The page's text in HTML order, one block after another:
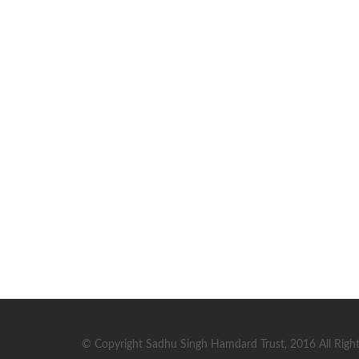
© Copyright Sadhu Singh Hamdard Trust, 2016 All